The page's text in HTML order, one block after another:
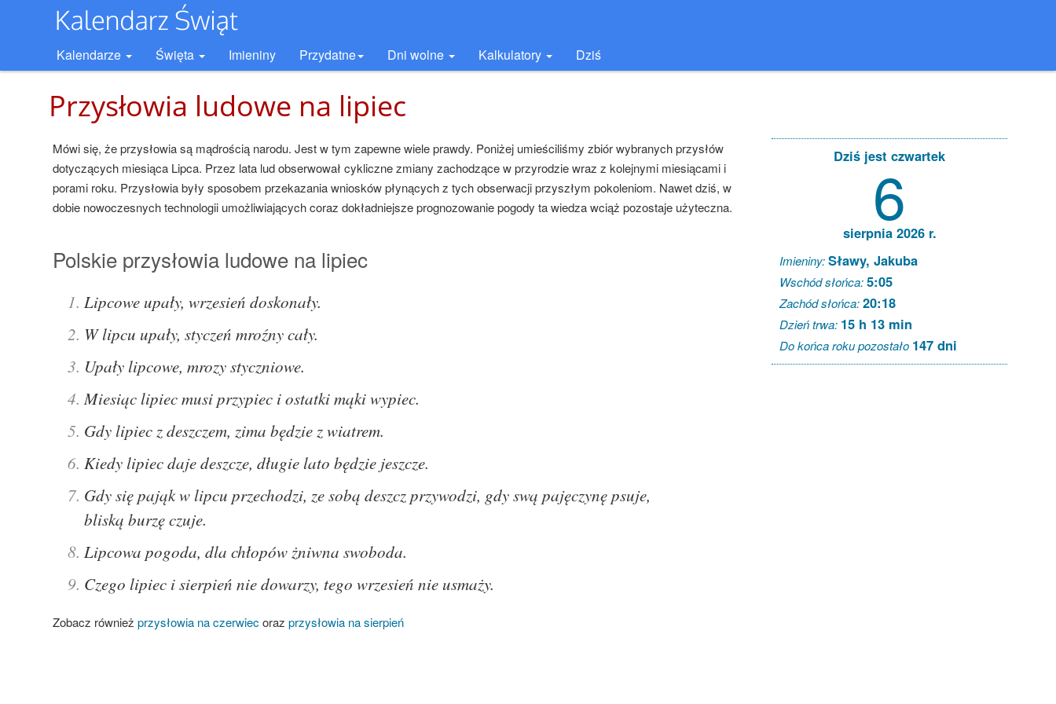
Kalendarze Święta Imieniny Przydatne Dni wolne Kalkulatory Dziś
Przysłowia ludowe na lipiec
Mówi się, że przysłowia są mądrością narodu. Jest w tym zapewne wiele prawdy. Poniżej umieściliśmy zbiór wybranych przysłów
dotyczących miesiąca Lipca. Przez lata lud obserwował cykliczne zmiany zachodzące w przyrodzie wraz z kolejnymi miesiącami i
porami roku. Przysłowia były sposobem przekazania wniosków płynących z tych obserwacji przyszłym pokoleniom. Nawet dziś, w
dobie nowoczesnych technologii umożliwiających coraz dokładniejsze prognozowanie pogody ta wiedza wciąż pozostaje użyteczna.
Polskie przysłowia ludowe na lipiec
Lipcowe upały, wrzesień doskonały.
W lipcu upały, styczeń mroźny cały.
Upały lipcowe, mrozy styczniowe.
Miesiąc lipiec musi przypiec i ostatki mąki wypiec.
Gdy lipiec z deszczem, zima będzie z wiatrem.
Kiedy lipiec daje deszcze, długie lato będzie jeszcze.
Gdy się pająk w lipcu przechodzi, ze sobą deszcz przywodzi, gdy swą pajęczynę psuje,
bliską burzę czuje.
Lipcowa pogoda, dla chłopów żniwna swoboda.
Czego lipiec i sierpień nie dowarzy, tego wrzesień nie usmaży.
Zobacz również przysłowia na czerwiec oraz przysłowia na sierpień
Dziś jest czwartek
6
sierpnia 2026 r.
Imieniny:Sławy, Jakuba
Wschód słońca:5:05
Zachód słońca:20:18
Dzień trwa: 15 h 13 min
Do końca roku pozostało 147 dni